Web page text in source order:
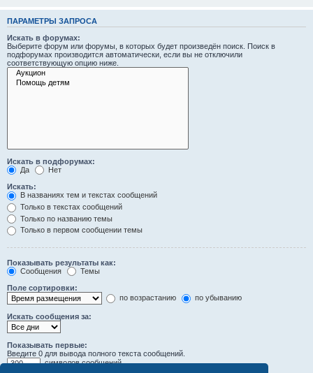
ПАРАМЕТРЫ ЗАПРОСА
Искать в форумах:
Выберите форум или форумы, в которых будет произведён поиск. Поиск в
подфорумах производится автоматически, если вы не отключили
соответствующую опцию ниже.
Искать в подфорумах:
Да
Нет
Искать:
В названиях тем и текстах сообщений
Только в текстах сообщений
Только по названию темы
Только в первом сообщении темы
Показывать результаты как:
Сообщения
Темы
Поле сортировки:
по возрастанию
по убыванию
Искать сообщения за:
Показывать первые:
Введите 0 для вывода полного текста сообщений.
символов сообщений